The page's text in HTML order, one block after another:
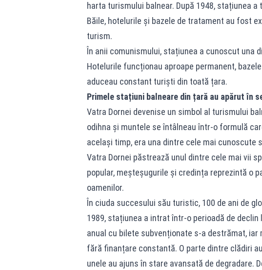
harta turismului balnear. După 1948, stațiunea
Băile, hotelurile și bazele de tratament au fost
turism.
În anii comunismului, stațiunea a cunoscut una
Hotelurile funcționau aproape permanent,
aduceau constant turiști din toată țara.
Primele stațiuni balneare din țară au apărut în
Vatra Dornei devenise un simbol al turismului
odihna și muntele se întâlneau într-o formulă
același timp, era una dintre cele mai cunoscute
Vatra Dornei păstrează unul dintre cele mai vii
popular, meșteșugurile și credința reprezintă o
oamenilor.
În ciuda succesului său turistic, 100 de ani de
1989, stațiunea a intrat într-o perioadă de
anual cu bilete subvenționate s-a destrămat,
fără finanțare constantă. O parte dintre clădiri
unele au ajuns în stare avansată de degradare.